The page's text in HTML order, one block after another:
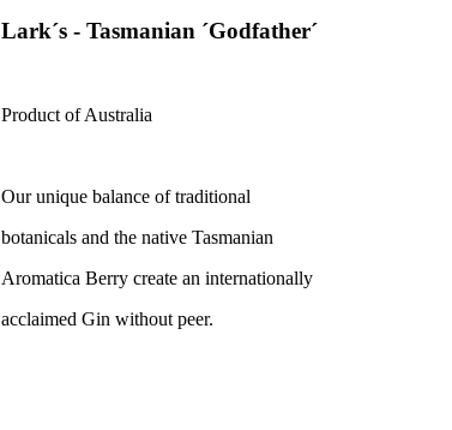
Lark´s - Tasmanian ´Godfather´
Product of Australia
Our unique balance of traditional
botanicals and the native Tasmanian
Aromatica Berry create an internationally
acclaimed Gin without peer.